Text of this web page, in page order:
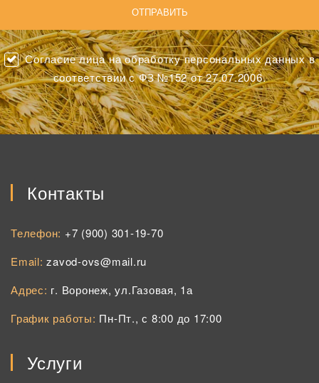
Согласие лица на обработку персональных данных в
соответствии с ФЗ №152 от 27.07.2006.
Контакты
Телефон: +7 (900) 301-19-70
Email:zavod-ovs@mail.ru
Адрес: г. Воронеж, ул.Газовая, 1а
График работы: Пн-Пт., с 8:00 до 17:00
Услуги